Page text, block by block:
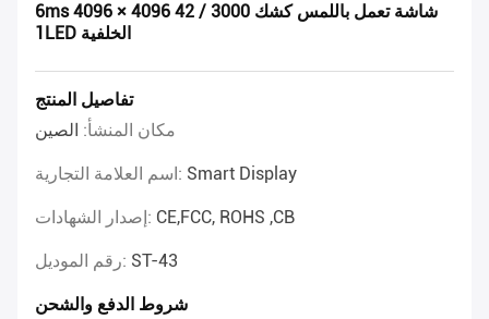
6ms 4096 × 4096 42 شاشة تعمل باللمس كشك 3000 /
1LED الخلفية
تفاصيل المنتج
مكان المنشأ: الصين
اسم العلامة التجارية: Smart Display
إصدار الشهادات: CE,FCC, ROHS ,CB
رقم الموديل: ST-43
شروط الدفع والشحن